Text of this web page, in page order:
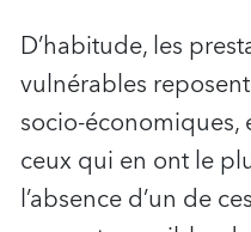
D’habitude, les
vulnérables
socio-
ceux qui en ont le
l’absence d’un de